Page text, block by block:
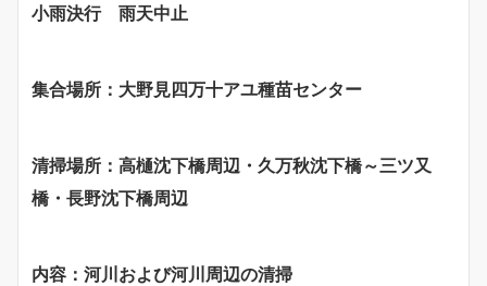
小雨決行 雨天中止
集合場所：大野見四万十アユ種苗センター
清掃場所：高樋沈下橋周辺・久万秋沈下橋～三ツ又
橋・長野沈下橋周辺
内容：河川および河川周辺の清掃